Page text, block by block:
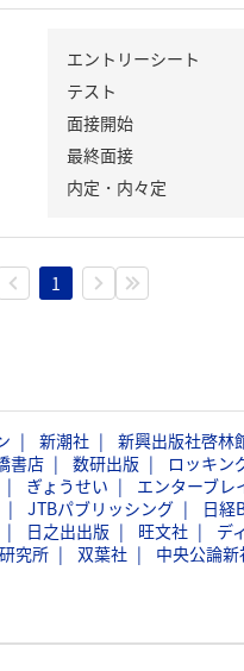
エントリーシート
テスト
面接開始
最終面接
内定・内々定
1
新潮社 新興出版社啓林
書店 数研出版 ロッキン
ぎょうせい エンターブレ
JTBパブリッシング 日経
日之出出版 旺文社 デ
究所 双葉社 中央公論新